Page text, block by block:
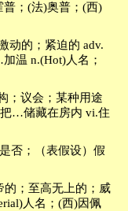
普；(法)奥普；(西)
动的；紧迫的 adv.
温 n.(Hot)人名；
；议会；某种用途
…储藏在房内 vi.住
否；（表假设）假
的；至高无上的；威
人名；(西)因佩